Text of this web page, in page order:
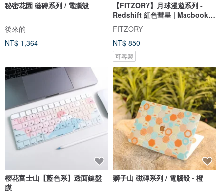
秘密花園 磁磚系列 / 電腦殼
後來的
NT$ 1,364
【FITZORY】月球漫遊系列 -
Redshift 紅色彗星 | Macbook保
護殼
FITZORY
NT$ 850
可客製
櫻花富士山【藍色系】透面鍵盤
膜
獅子山 磁磚系列 / 電腦殼 - 橙